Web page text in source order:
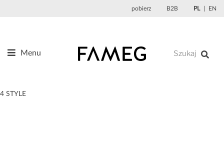
pobierz B2B PL EN
Menu
4 STYLE